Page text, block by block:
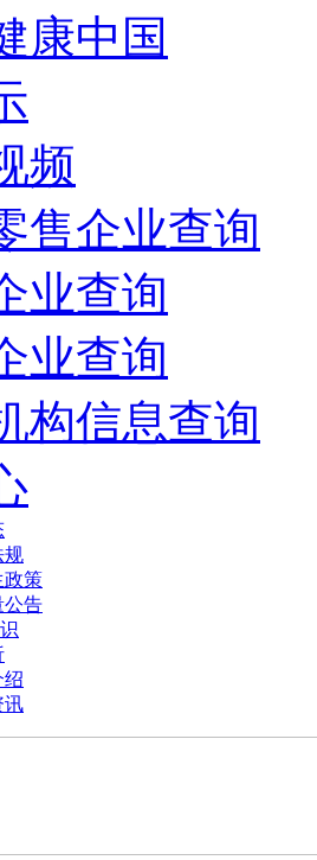
康中国
频
售企业查询
业查询
业查询
构信息查询
规
政策
公告
绍
讯